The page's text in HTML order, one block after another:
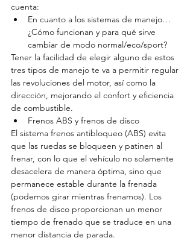
cuenta:
En cuanto a los sistemas de manejo…
¿Cómo funcionan y para qué sirve
cambiar de modo normal/eco/sport?
Tener la facilidad de elegir alguno de estos
tres tipos de manejo te va a permitir regular
las revoluciones del motor, así como la
dirección, mejorando el confort y eficiencia
de combustible.
Frenos ABS y frenos de disco
El sistema frenos antibloqueo (ABS) evita
que las ruedas se bloqueen y patinen al
frenar, con lo que el vehículo no solamente
desacelera de manera óptima, sino que
permanece estable durante la frenada
(podemos girar mientras frenamos). Los
frenos de disco proporcionan un menor
tiempo de frenado que se traduce en una
menor distancia de parada.